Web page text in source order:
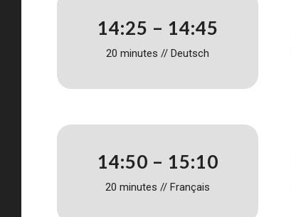
14:25 – 14:45
20 minutes // Deutsch
14:50 – 15:10
20 minutes // Français